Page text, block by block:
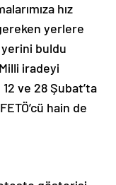
hız
yerlere
buldu
iradeyi
ve 28 Şubat’ta
hain de